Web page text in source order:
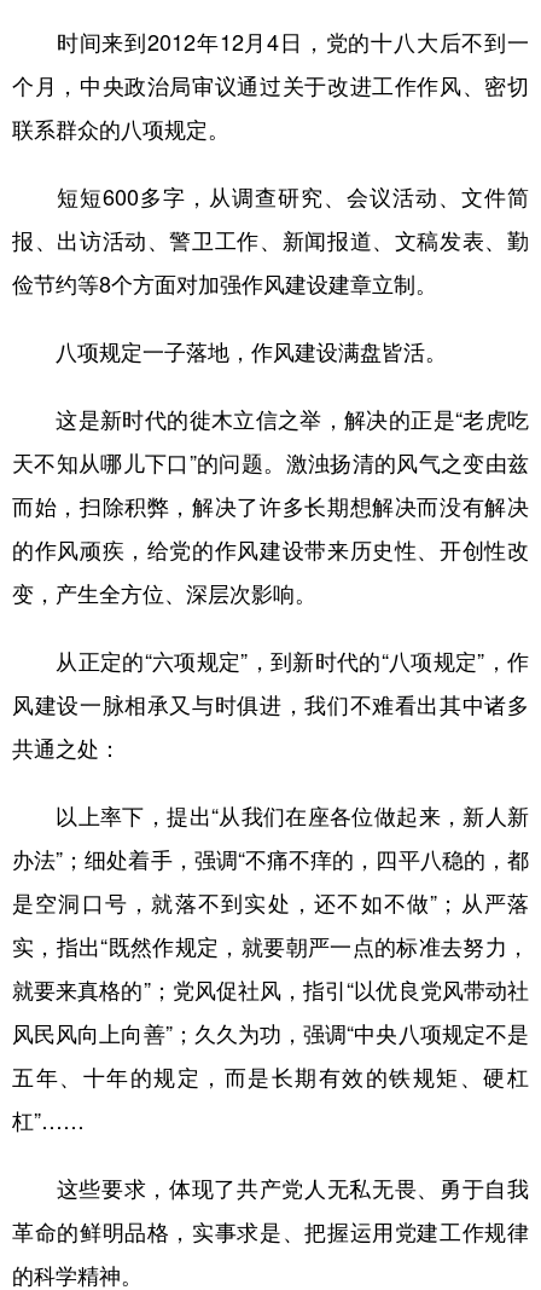
时间来到2012年12月4日，党的十八大后不到一
个月，中央政治局审议通过关于改进工作作风、密切
联系群众的八项规定。
短短600多字，从调查研究、会议活动、文件简
报、出访活动、警卫工作、新闻报道、文稿发表、勤
俭节约等8个方面对加强作风建设建章立制。
八项规定一子落地，作风建设满盘皆活。
这是新时代的徙木立信之举，解决的正是“老虎吃
天不知从哪儿下口”的问题。激浊扬清的风气之变由兹
而始，扫除积弊，解决了许多长期想解决而没有解决
的作风顽疾，给党的作风建设带来历史性、开创性改
变，产生全方位、深层次影响。
从正定的“六项规定”，到新时代的“八项规定”，作
风建设一脉相承又与时俱进，我们不难看出其中诸多
共通之处：
以上率下，提出“从我们在座各位做起来，新人新
办法”；细处着手，强调“不痛不痒的，四平八稳的，都
是空洞口号，就落不到实处，还不如不做”；从严落
实，指出“既然作规定，就要朝严一点的标准去努力，
就要来真格的”；党风促社风，指引“以优良党风带动社
风民风向上向善”；久久为功，强调“中央八项规定不是
五年、十年的规定，而是长期有效的铁规矩、硬杠
杠”……
这些要求，体现了共产党人无私无畏、勇于自我
革命的鲜明品格，实事求是、把握运用党建工作规律
的科学精神。